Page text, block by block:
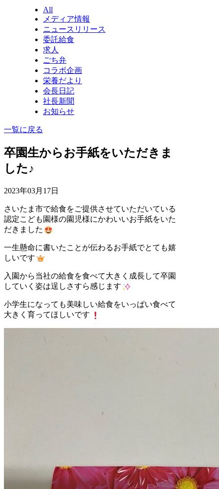
All
メディア情報
ニュースリリース
委託給食
求人
ごち弁
コラボ企画
栄養だより
会長日記
社長新聞
お知らせ
一覧に戻る
卒園生からお手紙をいただきま
した♪
2023年03月17日
さいたま市で給食をご提供させていただいている
認定こども園様の園児様にかわいいお手紙をいた
だきました
一生懸命に書いたことが伝わるお手紙でとても嬉
しいです
入園から当社の給食を食べて大きく成長して卒園
していく姿は逞しさすら感じます
小学生になっても美味しい給食をいっぱい食べて
大きく育ってほしいです